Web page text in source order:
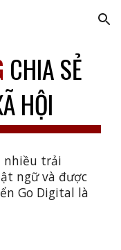
Skip to navigation
CHIA SẺ
HỘI
nhiều trải
ngữ và được
Go Digital là